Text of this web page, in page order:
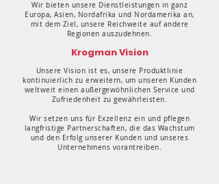
Wir bieten unsere Dienstleistungen in ganz
Europa, Asien, Nordafrika und Nordamerika an,
mit dem Ziel, unsere Reichweite auf andere
Regionen auszudehnen.
Krogman Vision
Unsere Vision ist es, unsere Produktlinie
kontinuierlich zu erweitern, um unseren Kunden
weltweit einen außergewöhnlichen Service und
Zufriedenheit zu gewährleisten.
Wir setzen uns für Exzellenz ein und pflegen
langfristige Partnerschaften, die das Wachstum
und den Erfolg unserer Kunden und unseres
Unternehmens vorantreiben.